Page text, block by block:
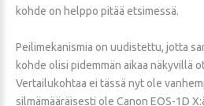
kohde on helppo pitää etsimessä.
Peilimekanismia on uudistettu, jotta
kohde olisi pidemmän aikaa näkyvillä
Vertailukohtaa ei tässä nyt ole
silmämääräisesti ole Canon EOS-1D